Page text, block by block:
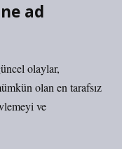
ad
olaylar,
olan en tarafsız
ve